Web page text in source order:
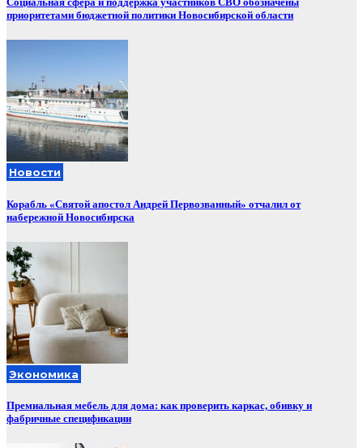
приоритетами бюджетной политики Новосибирской области
Новости
Корабль «Святой апостол Андрей Первозванный» отчалил от
набережной Новосибирска
Экономика
Премиальная мебель для дома: как проверить каркас, обивку и
фабричные спецификации